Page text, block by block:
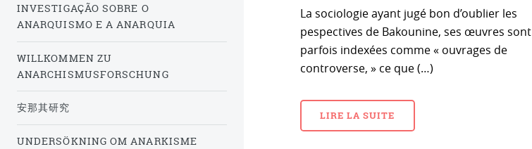
La sociologie ayant jugé bon d’oublier les
pespectives de Bakounine, ses œuvres sont
parfois indexées comme « ouvrages de
controverse, » ce que (…)
LIRE LA SUITE
INVESTIGAÇÃO SOBRE O
ANARQUISMO E A ANARQUIA
WILLKOMMEN ZU
ANARCHISMUSFORSCHUNG
安那其研究
UNDERSÖKNING OM ANARKISME